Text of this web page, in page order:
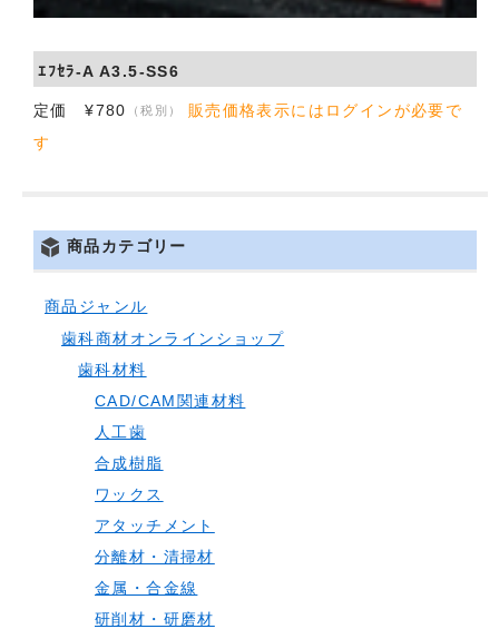
お問い合わせ
ｴﾌｾﾗ-A A3.5-SS6
定価 ¥780 （税別）
販売価格表示にはログインが必要で
す
商品カテゴリー
商品ジャンル
歯科商材オンラインショップ
歯科材料
CAD/CAM関連材料
人工歯
合成樹脂
ワックス
アタッチメント
分離材・清掃材
金属・合金線
研削材・研磨材